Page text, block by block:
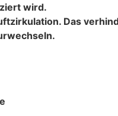
wird.
Das